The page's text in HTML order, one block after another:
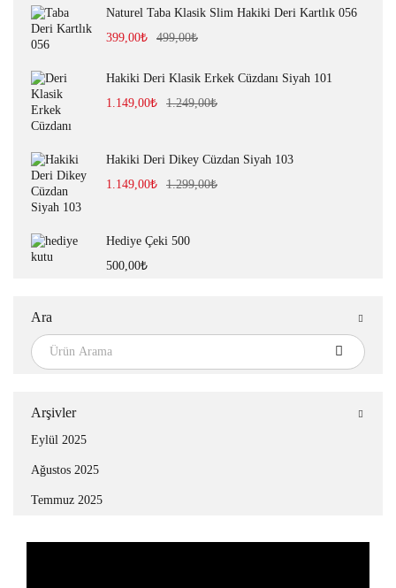
Naturel Taba Klasik Slim Hakiki Deri Kartlık 056
499,00₺
399,00₺
Hakiki Deri Klasik Erkek Cüzdanı Siyah 101
1.249,00₺
1.149,00₺
Hakiki Deri Dikey Cüzdan Siyah 103
1.299,00₺
1.149,00₺
Hediye Çeki 500
500,00₺
Ara
Arşivler
Eylül 2025
Ağustos 2025
Temmuz 2025